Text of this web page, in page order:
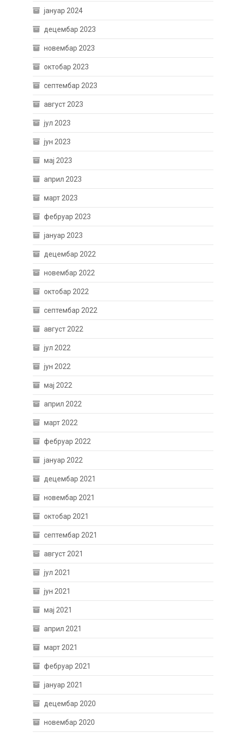
јануар 2024
децембар 2023
новембар 2023
октобар 2023
септембар 2023
август 2023
јул 2023
јун 2023
мај 2023
април 2023
март 2023
фебруар 2023
јануар 2023
децембар 2022
новембар 2022
октобар 2022
септембар 2022
август 2022
јул 2022
јун 2022
мај 2022
април 2022
март 2022
фебруар 2022
јануар 2022
децембар 2021
новембар 2021
октобар 2021
септембар 2021
август 2021
јул 2021
јун 2021
мај 2021
април 2021
март 2021
фебруар 2021
јануар 2021
децембар 2020
новембар 2020